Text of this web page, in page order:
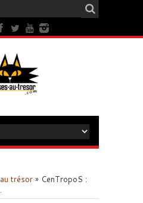
trésor » CenTropoS :